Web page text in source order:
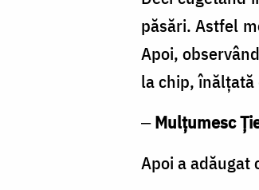
păsări. Astfel
Apoi,
la chip,
‒Mulţumesc
Apoi a adăugat